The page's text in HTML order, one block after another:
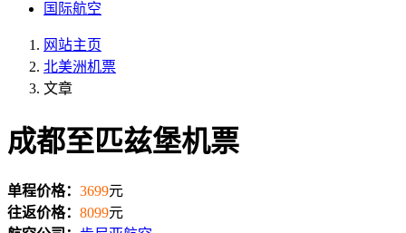
国际航空
网站主页
北美洲机票
文章
成都至匹兹堡机票
单程价格： 3699元
往返价格： 8099元